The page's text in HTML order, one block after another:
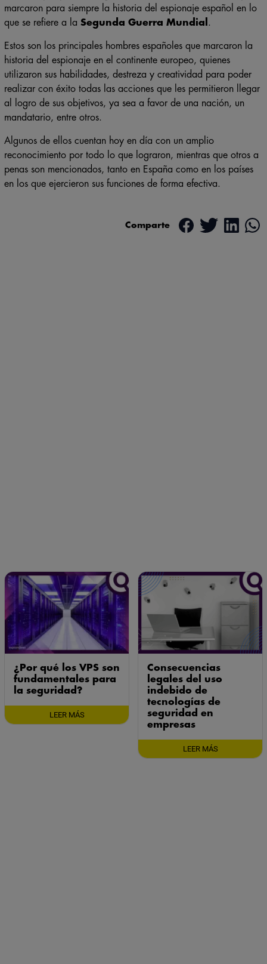
Británico por parte de Inglaterra. Estos hechos son únicos y
marcaron para siempre la historia del espionaje español en lo
Estos son los principales hombres españoles que marcaron la
historia del espionaje en el continente europeo, quienes
utilizaron sus habilidades, destreza y creatividad para poder
realizar con éxito todas las acciones que les permitieron llegar
al logro de sus objetivos, ya sea a favor de una nación, un
Algunos de ellos cuentan hoy en día con un amplio
reconocimiento por todo lo que lograron, mientras que otros a
penas son mencionados, tanto en España como en los países
¿Por qué los VPS son
fundamentales para
LEER MÁS
Consecuencias
legales del uso
indebido de
tecnologías de
seguridad en
LEER MÁS